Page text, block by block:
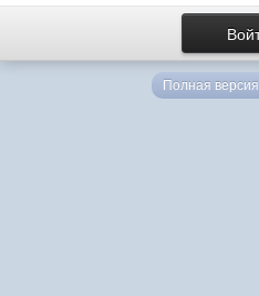
Полная версия